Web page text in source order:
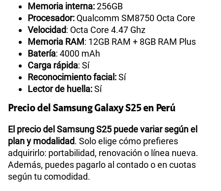
Memoria interna:256GB
Procesador: Qualcomm SM8750 Octa Core
Velocidad: Octa Core 4.47 Ghz
Memoria RAM: 12GB RAM + 8GB RAM Plus
Batería: 4000 mAh
Carga rápida: Sí
Reconocimiento facial:Sí
Lector de huella:Sí
Precio del Samsung Galaxy S25 en Perú
El precio del Samsung S25 puede variar según el
plan y modalidad. Solo elige cómo prefieres
adquirirlo: portabilidad, renovación o línea nueva.
Además, puedes pagarlo al contado o en cuotas
según tu comodidad.